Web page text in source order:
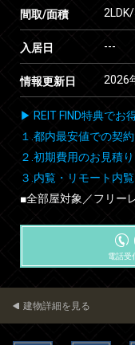
間取/面積
入居日 ---
情報更新日 2026
▶ REIT FIND特典でお
１.都内最安値での契
２.初期費用のお見積
３.内覧・リモート内
■全部屋対象／フリー
電話受
建物詳細を見る